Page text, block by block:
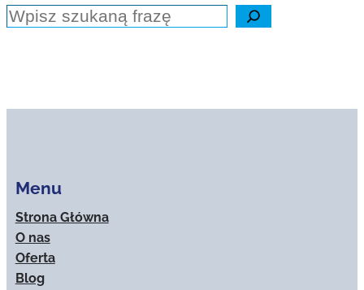
Szukaj
Menu
Strona Główna
O nas
Oferta
Blog